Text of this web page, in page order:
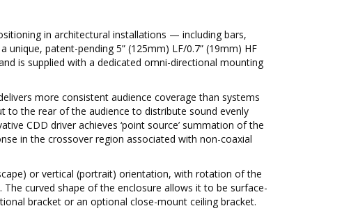
in architectural installations — including bars,
patent-pending 5” (125mm) LF/0.7” (19mm) HF
is supplied with a dedicated omni-directional mounting
more consistent audience coverage than systems
to the rear of the audience to distribute sound evenly
CDD driver achieves ‘point source’ summation of the
in the crossover region associated with non-coaxial
or vertical (portrait) orientation, with rotation of the
curved shape of the enclosure allows it to be surface-
bracket or an optional close-mount ceiling bracket.